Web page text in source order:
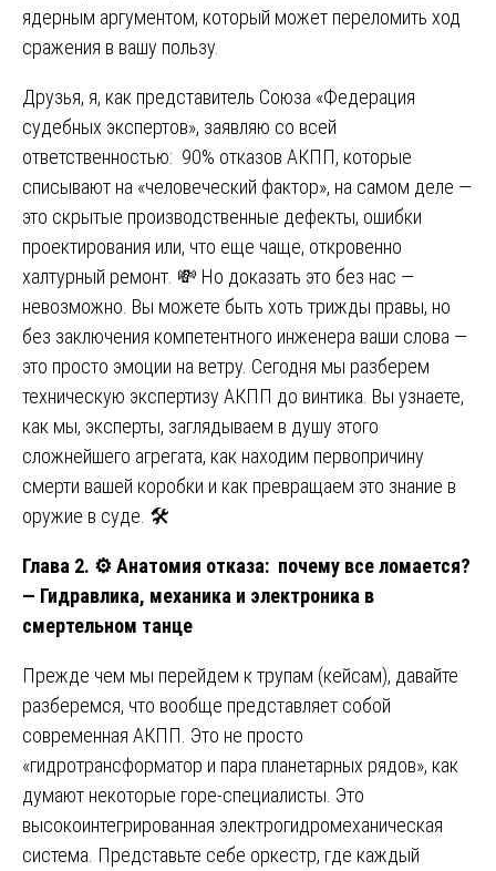
ядерным аргументом, который может переломить ход
сражения в вашу пользу.
Друзья, я, как представитель Союза «Федерация
судебных экспертов», заявляю со всей
ответственностью: 90% отказов АКПП, которые
списывают на «человеческий фактор», на самом деле —
это скрытые производственные дефекты, ошибки
проектирования или, что еще чаще, откровенно
халтурный ремонт. 💸 Но доказать это без нас —
невозможно. Вы можете быть хоть трижды правы, но
без заключения компетентного инженера ваши слова —
это просто эмоции на ветру. Сегодня мы разберем
техническую экспертизу АКПП до винтика. Вы узнаете,
как мы, эксперты, заглядываем в душу этого
сложнейшего агрегата, как находим первопричину
смерти вашей коробки и как превращаем это знание в
оружие в суде. 🛠️
Глава 2. ⚙️Анатомия отказа: почему все ломается?
— Гидравлика, механика и электроника в
смертельном танце
Прежде чем мы перейдем к трупам (кейсам), давайте
разберемся, что вообще представляет собой
современная АКПП. Это не просто
«гидротрансформатор и пара планетарных рядов», как
думают некоторые горе-специалисты. Это
высокоинтегрированная электрогидромеханическая
система. Представьте себе оркестр, где каждый